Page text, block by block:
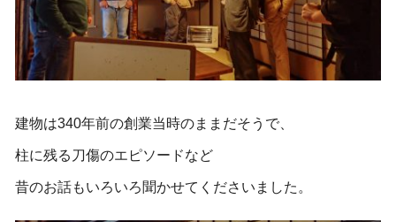
建物は340年前の創業当時のままだそうで、
柱に残る刀傷のエピソードなど
昔のお話もいろいろ聞かせてくださいました。